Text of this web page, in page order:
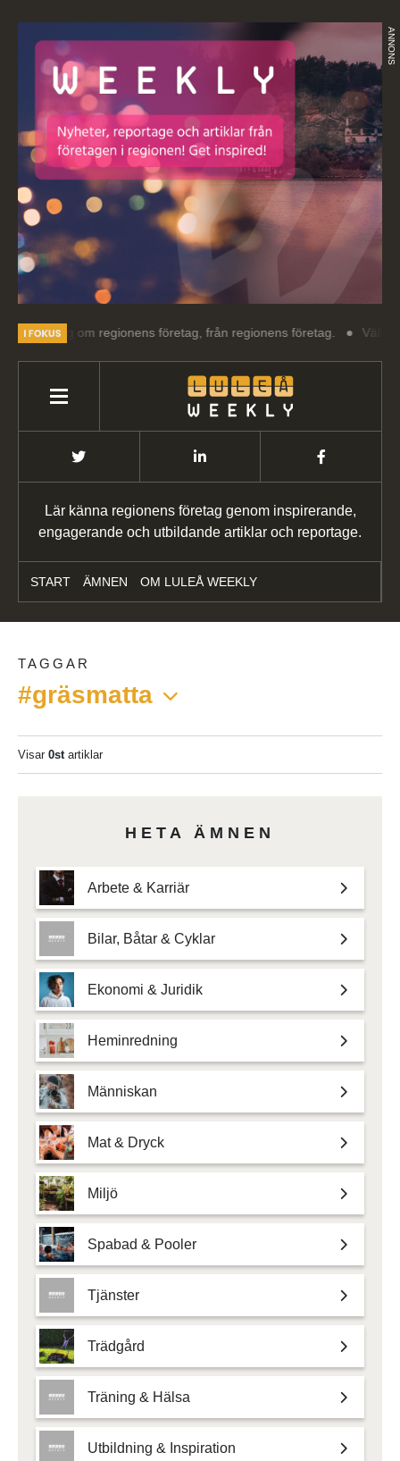
ANNONS
om regionens företag, från regionens företag. Välkommen
Lär känna regionens företag genom inspirerande,
engagerande och utbildande artiklar och reportage.
START ÄMNEN OM LULEÅ WEEKLY
TAGGAR
#gräsmatta
Visar 0startiklar
HETA ÄMNEN
Arbete & Karriär
Bilar, Båtar & Cyklar
Ekonomi & Juridik
Heminredning
Människan
Mat & Dryck
Miljö
Spabad & Pooler
Tjänster
Trädgård
Träning & Hälsa
Utbildning & Inspiration